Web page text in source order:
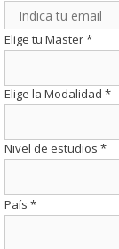
Elige tu Master*
Elige la Modalidad *
Nivel de estudios *
País *